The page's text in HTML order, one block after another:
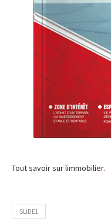
Tout savoir sur limmobilier.
SLIDE1